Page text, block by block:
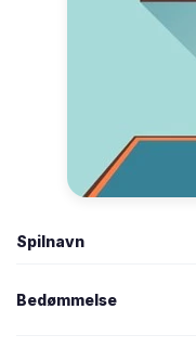
Spilnavn
Bedømmelse